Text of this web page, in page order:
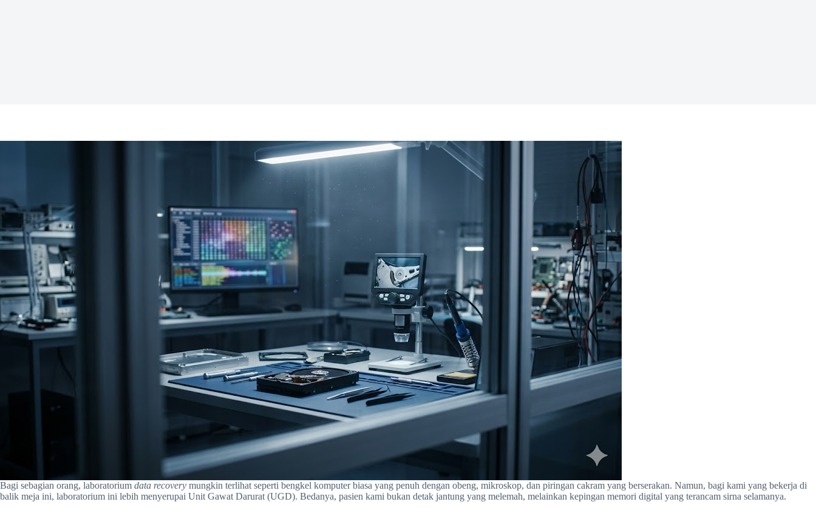
Bagi sebagian orang, laboratorium data recovery mungkin terlihat seperti bengkel komputer biasa yang penuh dengan obeng, mikroskop, dan piringan cakram yang berserakan. Namun, bagi kami yang bekerja di
balik meja ini, laboratorium ini lebih menyerupai Unit Gawat Darurat (UGD). Bedanya, pasien kami bukan detak jantung yang melemah, melainkan kepingan memori digital yang terancam sirna selamanya.